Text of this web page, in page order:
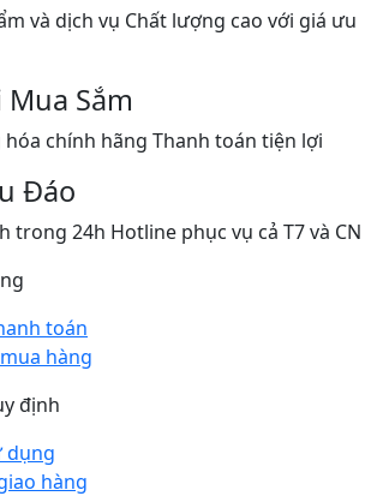
và dịch vụ Chất lượng cao với giá ưu
Mua Sắm
hóa chính hãng Thanh toán tiện lợi
Đáo
trong 24h Hotline phục vụ cả T7 và CN
toán
hàng
định
dụng
hàng